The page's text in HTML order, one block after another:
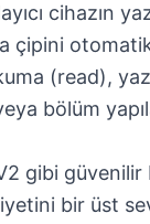
cihazın
çipini
(read),
bölüm
gibi güvenilir
bir üst